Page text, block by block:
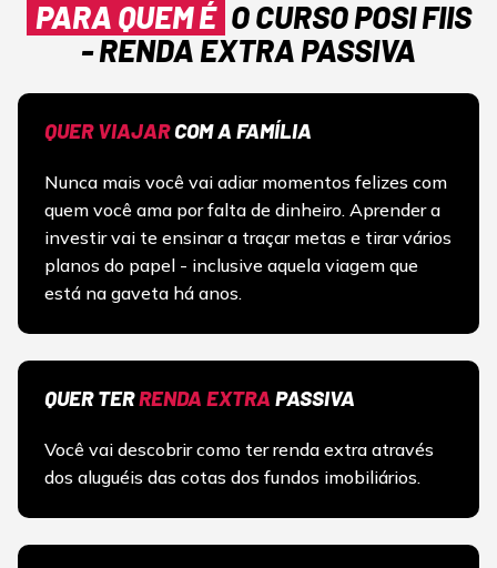
PARA QUEM É O CURSO POSI FIIS
- RENDA EXTRA PASSIVA
QUER VIAJARCOM A FAMÍLIA
Nunca mais você vai adiar momentos felizes com
quem você ama por falta de dinheiro. Aprender a
investir vai te ensinar a traçar metas e tirar vários
planos do papel - inclusive aquela viagem que
está na gaveta há anos.
QUER TERRENDA EXTRA PASSIVA
Você vai descobrir como ter renda extra através
dos aluguéis das cotas dos fundos imobiliários.